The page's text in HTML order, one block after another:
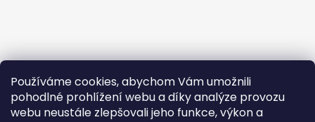
Používáme cookies, abychom Vám umožnili
pohodlné prohlížení webu a díky analýze provozu
webu neustále zlepšovali jeho funkce, výkon a
Auf Instagram folgen